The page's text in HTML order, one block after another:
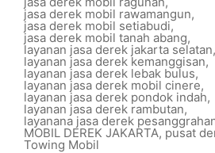
jasa derek mobil rawamangun,
jasa derek mobil setiabudi,
jasa derek mobil tanah abang,
layanan jasa derek jakarta selatan,
layanan jasa derek kemanggisan,
layanan jasa derek lebak bulus,
layanan jasa derek mobil cinere,
layanan jasa derek pondok indah,
layanan jasa derek rambutan,
layanana jasa derek
MOBIL DEREK JAKARTA, pusat
Towing Mobil